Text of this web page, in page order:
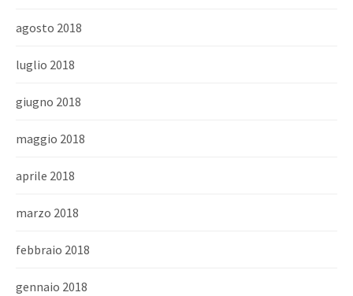
agosto 2018
luglio 2018
giugno 2018
maggio 2018
aprile 2018
marzo 2018
febbraio 2018
gennaio 2018